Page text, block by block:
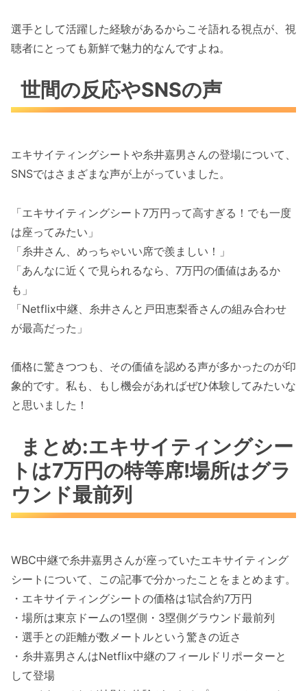
選手として活躍した経験があるからこそ語れる視点が、視
聴者にとっても新鮮で魅力的なんですよね。
世間の反応やSNSの声
エキサイティングシートや糸井嘉男さんの登場について、
SNSではさまざまな声が上がっていました。
「エキサイティングシート7万円って高すぎる！でも一度
は座ってみたい」
「糸井さん、めっちゃいい席で羨ましい！」
「あんなに近くで見られるなら、7万円の価値はあるか
も」
「Netflix中継、糸井さんと戸田恵梨香さんの組み合わせ
が最高だった」
価格に驚きつつも、その価値を認める声が多かったのが印
象的です。私も、もし機会があればぜひ体験してみたいな
と思いました！
まとめ:エキサイティングシー
トは7万円の特等席!場所はグラ
ウンド最前列
WBC中継で糸井嘉男さんが座っていたエキサイティング
シートについて、この記事で分かったことをまとめます。
・エキサイティングシートの価格は1試合約7万円
・場所は東京ドームの1塁側・3塁側グラウンド最前列
・選手との距離が数メートルという驚きの近さ
・糸井嘉男さんはNetflix中継のフィールドリポーターと
して登場